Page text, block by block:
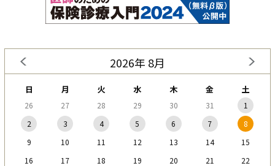
2026年 8月
日 月 火 水 木 金 土
26 27 28 29 30 31
1
2
3 4 5 6 7
8
9
10 11 12 13 14
15
16
17 18 19 20 21
22